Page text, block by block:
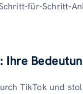
für-Schritt-
TikTok und